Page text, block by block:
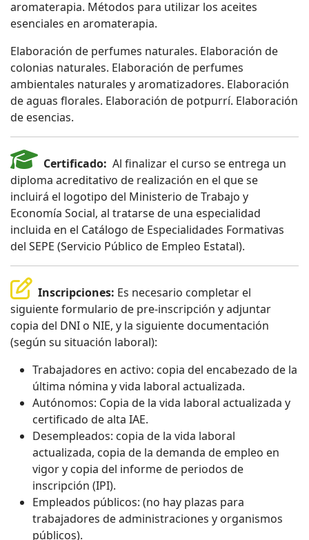
aromaterapia. Métodos para utilizar los aceites
esenciales en aromaterapia.
Elaboración de perfumes naturales. Elaboración de
colonias naturales. Elaboración de perfumes
ambientales naturales y aromatizadores. Elaboración
de aguas florales. Elaboración de potpurrí. Elaboración
de esencias.
Certificado: Al finalizar el curso se entrega un
diploma acreditativo de realización en el que se
incluirá el logotipo del Ministerio de Trabajo y
Economía Social, al tratarse de una especialidad
incluida en el Catálogo de Especialidades Formativas
del SEPE (Servicio Público de Empleo Estatal).
Inscripciones: Es necesario completar el
siguiente formulario de pre-inscripción y adjuntar
copia del DNI o NIE, y la siguiente documentación
(según su situación laboral):
Trabajadores en activo: copia del encabezado de la
última nómina y vida laboral actualizada.
Autónomos: Copia de la vida laboral actualizada y
certificado de alta IAE.
Desempleados: copia de la vida laboral
actualizada, copia de la demanda de empleo en
vigor y copia del informe de periodos de
inscripción (IPI).
Empleados públicos: (no hay plazas para
trabajadores de administraciones y organismos
públicos).